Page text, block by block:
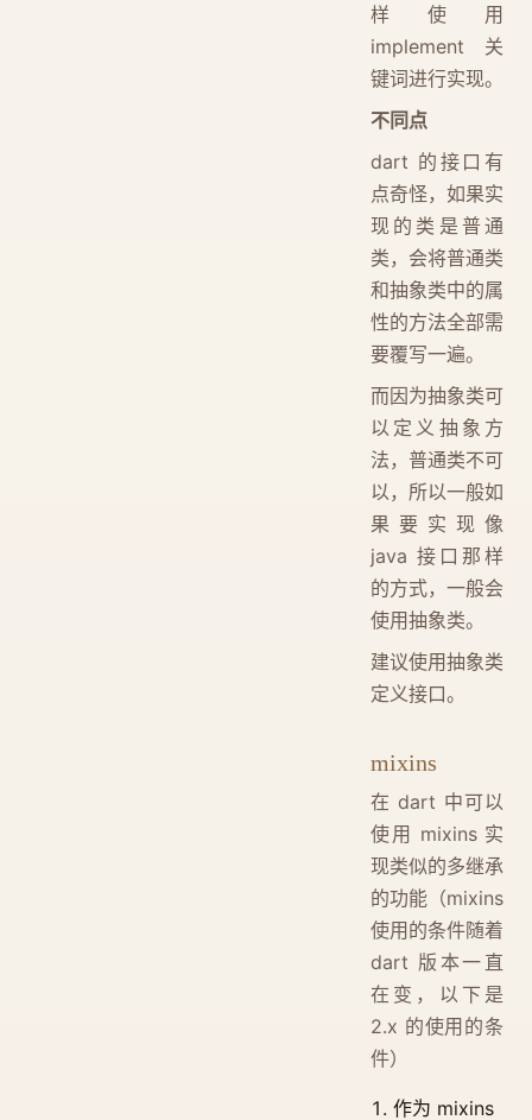
样使用
implement 关
键词进行实现。
不同点
dart 的接口有
点奇怪，如果实
现的类是普通
类，会将普通类
和抽象类中的属
性的方法全部需
要覆写一遍。
而因为抽象类可
以定义抽象方
法，普通类不可
以，所以一般如
果要实现像
java 接口那样
的方式，一般会
使用抽象类。
建议使用抽象类
定义接口。
mixins
在 dart 中可以
使用 mixins 实
现类似的多继承
的功能（mixins
使用的条件随着
dart 版本一直
在变，以下是
2.x 的使用的条
件）
作为 mixins